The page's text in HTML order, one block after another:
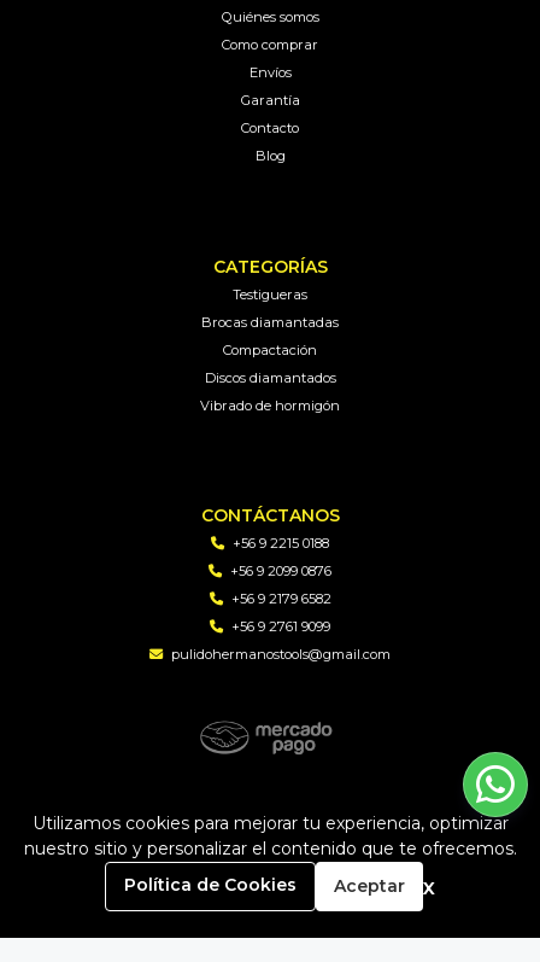
Quiénes somos
Como comprar
Envíos
Garantía
Contacto
Blog
CATEGORÍAS
Testigueras
Brocas diamantadas
Compactación
Discos diamantados
Vibrado de hormigón
CONTÁCTANOS
+56 9 2215 0188
+56 9 2099 0876
+56 9 2179 6582
+56 9 2761 9099
pulidohermanostools@gmail.com
PH TOOLS | Soluciones en perforacion diamantada y
maquinaria © 2026
Creado porBsale
0
Utilizamos cookies para mejorar tu experiencia, optimizar
nuestro sitio y personalizar el contenido que te ofrecemos.
Política de Cookies
Aceptar x